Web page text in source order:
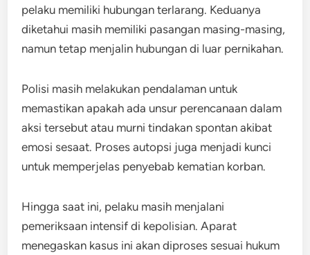
pelaku memiliki hubungan terlarang. Keduanya
diketahui masih memiliki pasangan masing-masing,
namun tetap menjalin hubungan di luar pernikahan.
Polisi masih melakukan pendalaman untuk
memastikan apakah ada unsur perencanaan dalam
aksi tersebut atau murni tindakan spontan akibat
emosi sesaat. Proses autopsi juga menjadi kunci
untuk memperjelas penyebab kematian korban.
Hingga saat ini, pelaku masih menjalani
pemeriksaan intensif di kepolisian. Aparat
menegaskan kasus ini akan diproses sesuai hukum